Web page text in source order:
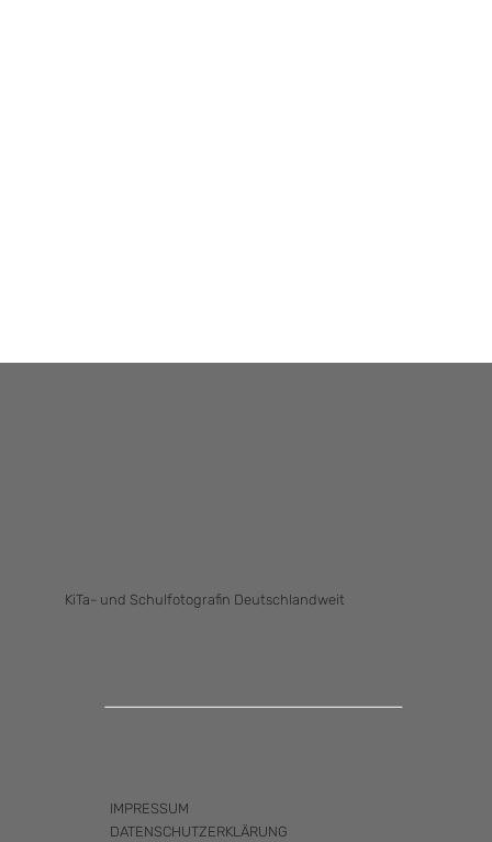
KiTa- und Schulfotografin Deutschlandweit
IMPRESSUM
DATENSCHUTZERKLÄRUNG